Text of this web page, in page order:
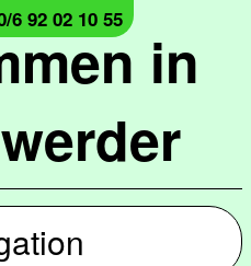
in
92 02 10 55